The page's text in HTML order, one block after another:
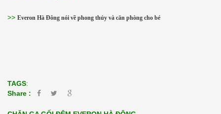
>> Everon Hà Đông nói về phong thủy và căn phòng cho bé
TAGS:
Share :